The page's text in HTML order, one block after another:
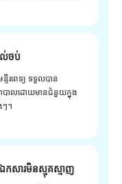
ល់ចប់
រពេទ្យ ទទួលបាន
ាបាលដោយមានជំនួយក្នុង
ៗ។
កសារមិនស្មុគស្មាញ